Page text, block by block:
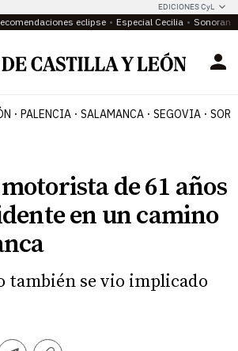
EDICIONES CyL
eclipse Especial Cecilia
PALENCIA SALAMANCA SEGOVIA
de 61 años
en un camino
también se vio implicado